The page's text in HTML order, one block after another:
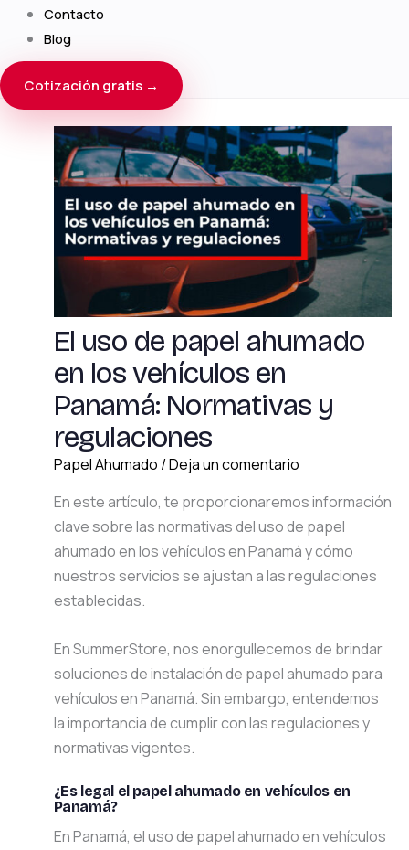
Contacto
Blog
Cotización gratis →
El uso de papel ahumado
en los vehículos en
Panamá: Normativas y
regulaciones
Papel Ahumado /Deja un comentario
En este artículo, te proporcionaremos información
clave sobre las normativas del uso de papel
ahumado en los vehículos en Panamá y cómo
nuestros servicios se ajustan a las regulaciones
establecidas.
En SummerStore, nos enorgullecemos de brindar
soluciones de instalación de papel ahumado para
vehículos en Panamá. Sin embargo, entendemos
la importancia de cumplir con las regulaciones y
normativas vigentes.
¿Es legal el papel ahumado en vehículos en
Panamá?
En Panamá, el uso de papel ahumado en vehículos